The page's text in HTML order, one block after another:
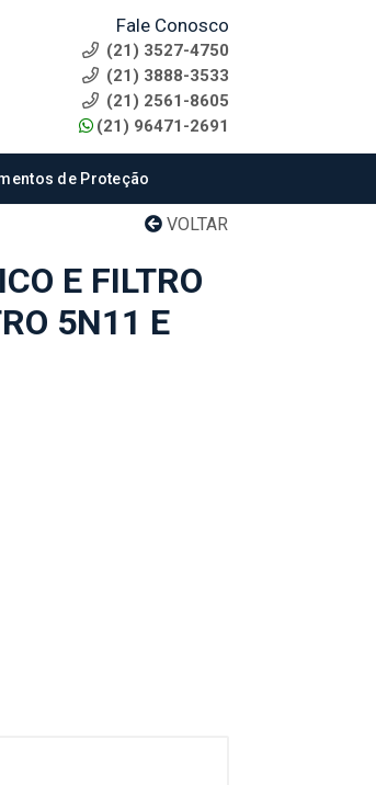
Fale Conosco
(21) 3527-4750
(21) 3888-3533
(21) 2561-8605
(21) 96471-2691
de Proteção
VOLTAR
E FILTRO
5N11 E